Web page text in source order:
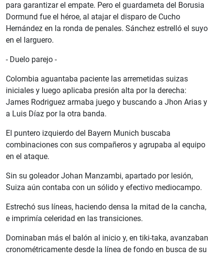
para garantizar el empate. Pero el guardameta del Borusia
Dormund fue el héroe, al atajar el disparo de Cucho
Hernández en la ronda de penales. Sánchez estrelló el suyo
en el larguero.
- Duelo parejo -
Colombia aguantaba paciente las arremetidas suizas
iniciales y luego aplicaba presión alta por la derecha:
James Rodriguez armaba juego y buscando a Jhon Arias y
a Luis Díaz por la otra banda.
El puntero izquierdo del Bayern Munich buscaba
combinaciones con sus compañeros y agrupaba al equipo
en el ataque.
Sin su goleador Johan Manzambi, apartado por lesión,
Suiza aún contaba con un sólido y efectivo mediocampo.
Estrechó sus líneas, haciendo densa la mitad de la cancha,
e imprimía celeridad en las transiciones.
Dominaban más el balón al inicio y, en tiki-taka, avanzaban
cronométricamente desde la línea de fondo en busca de su